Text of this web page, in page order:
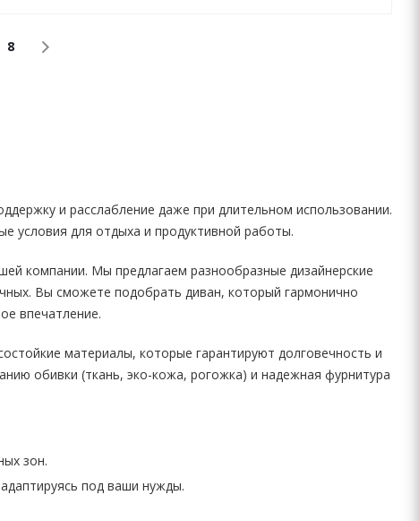
8
и расслабление даже при длительном использовании.
условия для отдыха и продуктивной работы.
компании. Мы предлагаем разнообразные дизайнерские
Вы сможете подобрать диван, который гармонично
впечатление.
материалы, которые гарантируют долговечность и
обивки (ткань, эко-кожа, рогожка) и надежная фурнитура
зон.
под ваши нужды.